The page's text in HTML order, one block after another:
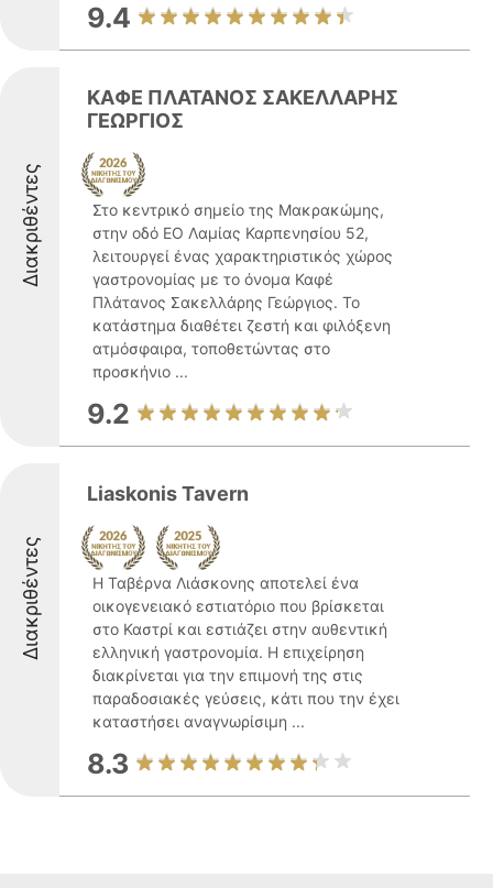
9.4
Διακριθέντες
ΚΑΦΕ ΠΛΑΤΑΝΟΣ ΣΑΚΕΛΛΑΡΗΣ
ΓΕΩΡΓΙΟΣ
Στο κεντρικό σημείο της Μακρακώμης,
στην οδό ΕΟ Λαμίας Καρπενησίου 52,
λειτουργεί ένας χαρακτηριστικός χώρος
γαστρονομίας με το όνομα Καφέ
Πλάτανος Σακελλάρης Γεώργιος. Το
κατάστημα διαθέτει ζεστή και φιλόξενη
ατμόσφαιρα, τοποθετώντας στο
προσκήνιο ...
9.2
Διακριθέντες
Liaskonis Tavern
Η Ταβέρνα Λιάσκονης αποτελεί ένα
οικογενειακό εστιατόριο που βρίσκεται
στο Καστρί και εστιάζει στην αυθεντική
ελληνική γαστρονομία. Η επιχείρηση
διακρίνεται για την επιμονή της στις
παραδοσιακές γεύσεις, κάτι που την έχει
καταστήσει αναγνωρίσιμη ...
8.3